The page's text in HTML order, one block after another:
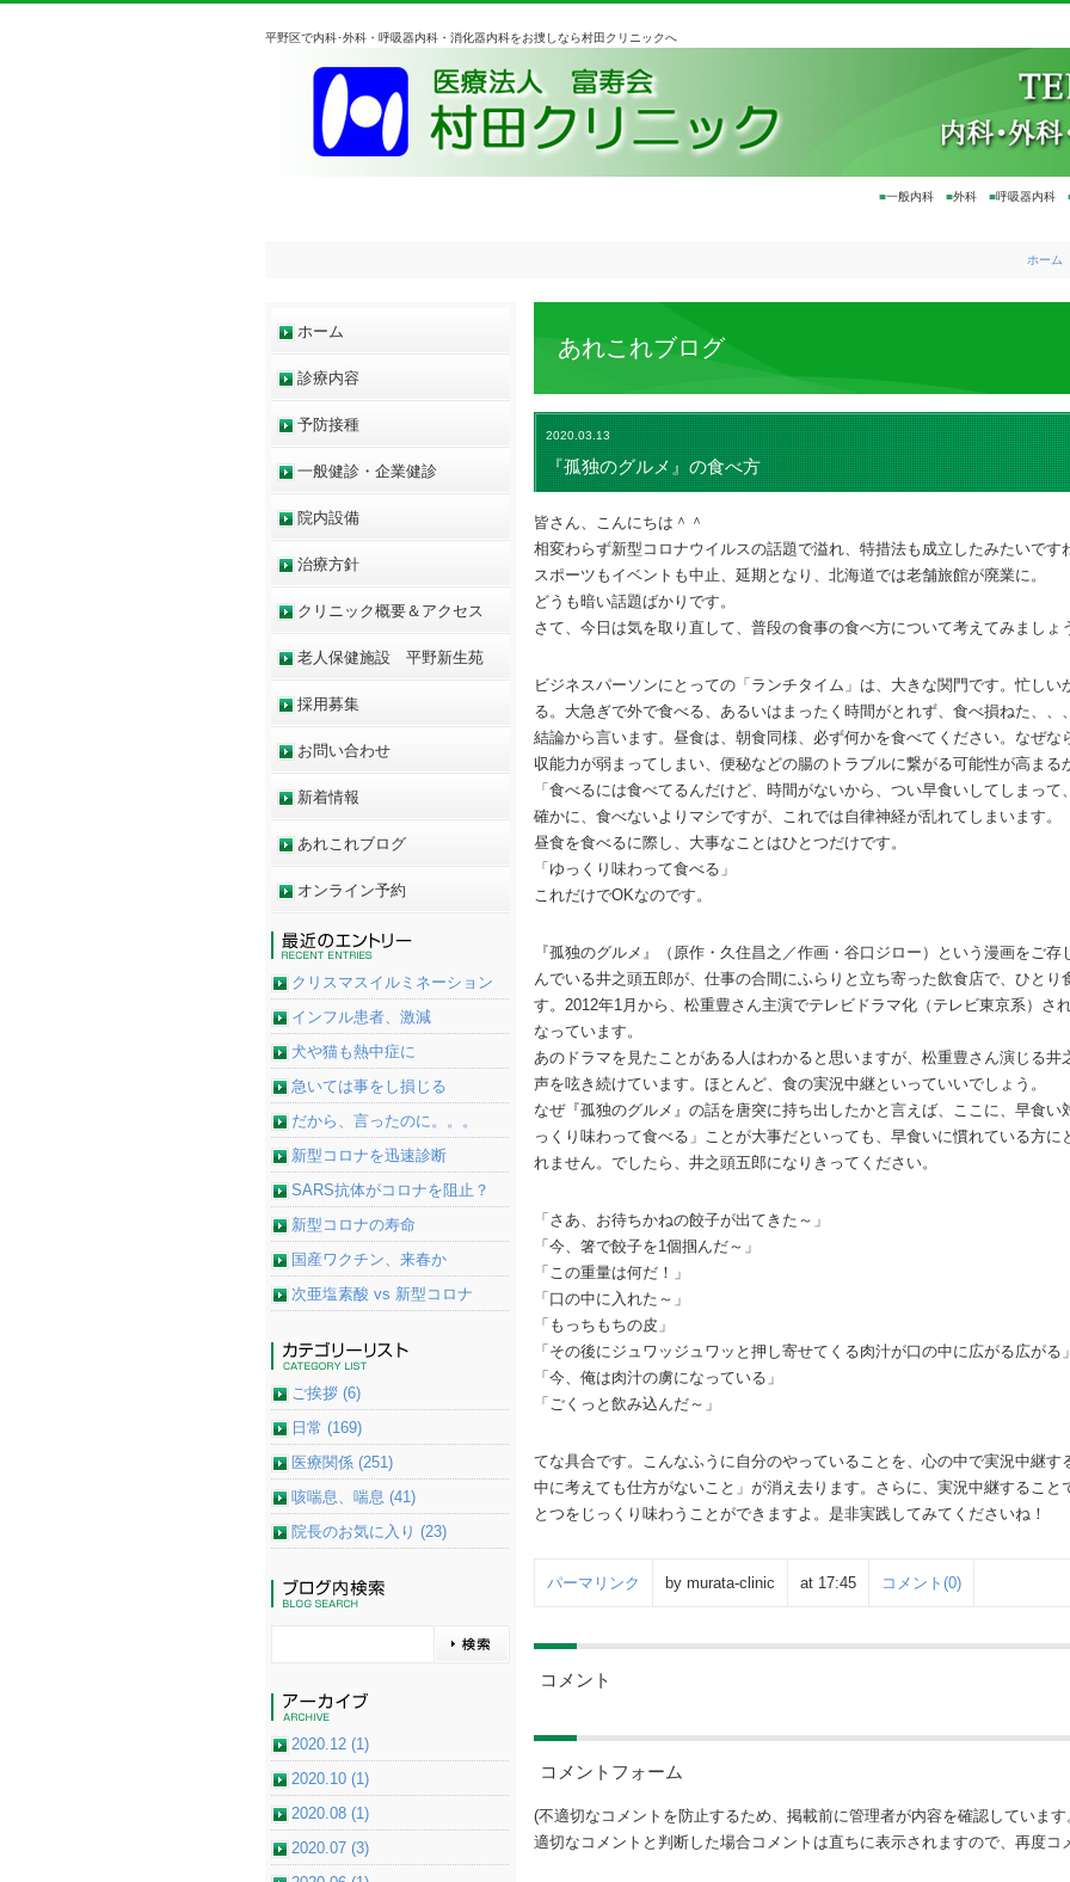
平野区で内科･外科・呼吸器内科・消化器内科をお捜しなら村田クリニックへ
■一般内科 ■外科 ■呼吸器内科
ホーム
あれこれブログ
2020.03.13
『孤独のグルメ』の食べ方
皆さん、こんにちは＾＾
相変わらず新型コロナウイルスの話題で溢れ、特措法も成立したみたいです
スポーツもイベントも中止、延期となり、北海道では老舗旅館が廃業に。
どうも暗い話題ばかりです。
さて、今日は気を取り直して、普段の食事の食べ方について考えてみましょ
ビジネスパーソンにとっての「ランチタイム」は、大きな関門です。忙し
る。大急ぎで外で食べる、あるいはまったく時間がとれず、食べ損ねた、、
結論から言います。昼食は、朝食同様、必ず何かを食べてください。 なぜな
収能力が弱まってしまい、便秘などの腸のトラブルに繋がる可能性が高まる
「食べるには食べてるんだけど、時間がないから、つい早食いしてしまっ
確かに、食べないよりマシですが、これでは自律神経が乱れてしまいます。
昼食を食べるに際し、大事なことはひとつだけです。
「ゆっくり味わって食べる」
これだけでOKなのです。
『孤独のグルメ』（原作・久住昌之／作画・谷口ジロー）という漫画をご
んでいる井之頭五郎が、仕事の合間にふらりと立ち寄った飲食店で、ひと
す。2012年1月から、松重豊さん主演でテレビドラマ化（テレビ東京系）さ
なっています。
あのドラマを見たことがある人はわかると思いますが、松重豊さん演じる
声を呟き続けています。ほとんど、食の実況中継といっていいでしょう。
なぜ『孤独のグルメ』の話を唐突に持ち出したかと言えば、ここに、早食
っくり味わって食べる」ことが大事だといっても、早食いに慣れている方
れません。でしたら、井之頭五郎になりきってください。
「さあ、お待ちかねの餃子が出てきた～」
「今、箸で餃子を1個掴んだ～」
「この重量は何だ！」
「口の中に入れた～」
「もっちもちの皮」
「その後にジュワッジュワッと押し寄せてくる肉汁が口の中に広がる広がる
「今、俺は肉汁の虜になっている」
「ごくっと飲み込んだ～」
てな具合です。こんなふうに自分のやっていることを、心の中で実況中継
中に考えても仕方がないこと」が消え去ります。さらに、実況中継するこ
とつをじっくり味わうことができますよ。是非実践してみてくださいね！
パーマリンク by murata-clinic at 17:45 コメント(0)
コメント
コメントフォーム
(不適切なコメントを防止するため、掲載前に管理者が内容を確認しています
適切なコメントと判断した場合コメントは直ちに表示されますので、再度
ホーム
診療内容
予防接種
一般健診・企業健診
院内設備
治療方針
クリニック概要＆アクセス
老人保健施設 平野新生苑
採用募集
お問い合わせ
新着情報
あれこれブログ
オンライン予約
クリスマスイルミネーション
インフル患者、激減
犬や猫も熱中症に
急いては事をし損じる
だから、言ったのに。。。
新型コロナを迅速診断
SARS抗体がコロナを阻止？
新型コロナの寿命
国産ワクチン、来春か
次亜塩素酸 vs 新型コロナ
ご挨拶 (6)
日常 (169)
医療関係 (251)
咳喘息、喘息 (41)
院長のお気に入り (23)
2020.12 (1)
2020.10 (1)
2020.08 (1)
2020.07 (3)